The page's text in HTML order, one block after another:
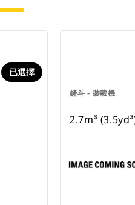
已選擇
鏟斗 - 裝載機
2.7m³